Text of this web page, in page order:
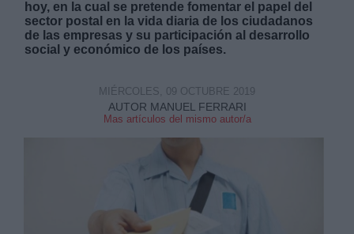
hoy, en la cual se pretende fomentar el papel del
sector postal en la vida diaria de los ciudadanos
de las empresas y su participación al desarrollo
social y económico de los países.
AUTOR MANUEL FERRARI
Mas artículos del mismo autor/a
MIÉRCOLES, 09 OCTUBRE 2019